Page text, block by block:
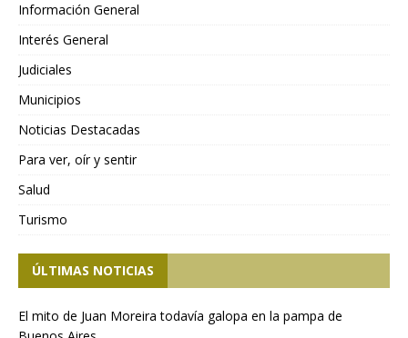
Información General
Interés General
Judiciales
Municipios
Noticias Destacadas
Para ver, oír y sentir
Salud
Turismo
ÚLTIMAS NOTICIAS
El mito de Juan Moreira todavía galopa en la pampa de